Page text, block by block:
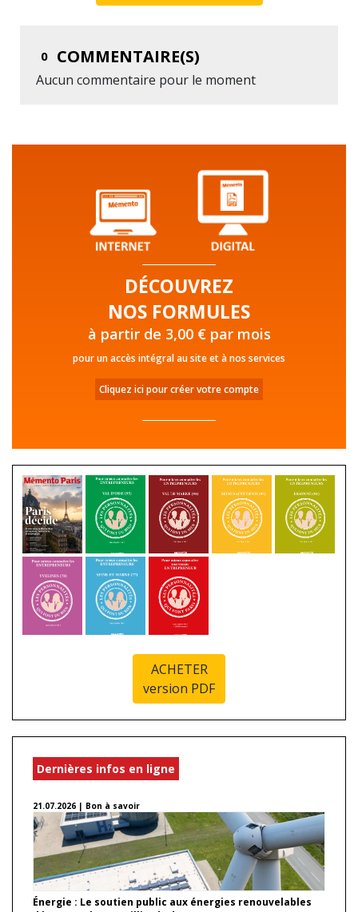
0 COMMENTAIRE(S)
Aucun commentaire pour le moment
DÉCOUVREZ
NOS FORMULES
à partir de 3,00 € par mois
pour un accès intégral au site et à nos services
Cliquez ici pour créer votre compte
ACHETER
version PDF
Dernières infos en ligne
21.07.2026 | Bon à savoir
Énergie : Le soutien public aux énergies renouvelables